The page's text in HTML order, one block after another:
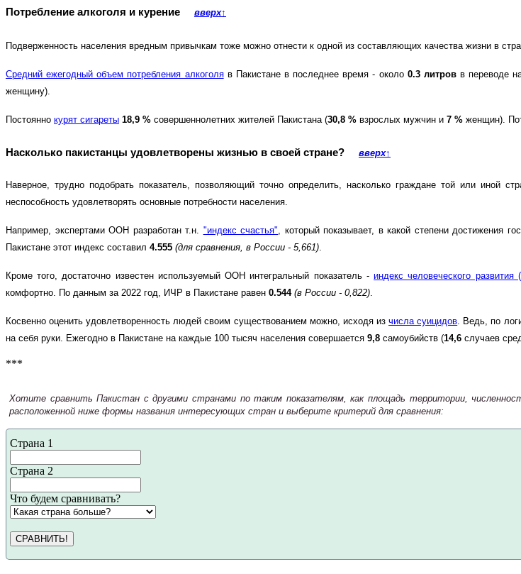
Потребление алкоголя и курение вверх↑
Подверженность населения вредным привычкам тоже можно отнести к одной из составляющих качества жизни в
Средний ежегодный объем потребления алкоголяв Пакистане в последнее время - около 0.3 литровв переводе
женщину).
Постоянно курят сигареты 18,9 % совершеннолетних жителей Пакистана (30,8 % взрослых мужчин и 7 % женщин).
Насколько пакистанцы удовлетворены жизнью в своей стране? вверх↑
Наверное, трудно подобрать показатель, позволяющий точно определить, насколько граждане той или
неспособность удовлетворять основные потребности населения.
Например, экспертами ООН разработан т.н. "индекс счастья", который показывает, в какой степени достижения
Пакистане этот индекс составил 4.555 (для сравнения, в России - 5,661).
Кроме того, достаточно известен используемый ООН интегральный показатель -индекс человеческого развития
комфортно. По данным за 2022 год, ИЧР в Пакистане равен 0.544 (в России - 0,822).
Косвенно оценить удовлетворенность людей своим существованием можно, исходя изчисла суицидов. Ведь, по
на себя руки. Ежегодно в Пакистане на каждые 100 тысяч населения совершается 9,8 самоубийств (14,6 случаев
***
Хотите сравнить Пакистан с другими странами по таким показателям, как площадь территории,
расположенной ниже формы названия интересующих стран и выберите критерий для сравнения:
Страна 1
Страна 2
Что будем сравнивать?
СРАВНИТЬ!